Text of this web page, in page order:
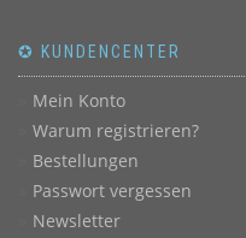
✪ KUNDENCENTER
Mein Konto
Warum registrieren?
Bestellungen
Passwort vergessen
Newsletter